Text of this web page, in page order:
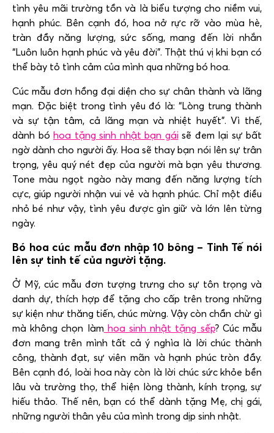
tình yêu mãi trường tồn và là biểu tượng cho niềm vui,
hạnh phúc. Bên cạnh đó, hoa nở rực rỡ vào mùa hè,
tràn đầy năng lượng, sức sống, mang đến lời nhắn
“Luôn luôn hạnh phúc và yêu đời”. Thật thú vị khi bạn có
thể bày tỏ tình cảm của mình qua những bó hoa.
Cúc mẫu đơn hồng đại diện cho sự chân thành và lãng
mạn. Đặc biệt trong tình yêu đó là: “Lòng trung thành
và sự tận tâm, cả lãng mạn và nhiệt huyết”. Vì thế,
dành bó hoa tặng sinh nhật bạn gái sẽ đem lại sự bất
ngờ dành cho người ấy. Hoa sẽ thay bạn nói lên sự trân
trọng, yêu quý nét đẹp của người mà bạn yêu thương.
Tone màu ngọt ngào này mang đến năng lượng tích
cực, giúp người nhận vui vẻ và hạnh phúc. Chỉ một điều
nhỏ bé như vậy, tình yêu được gìn giữ và lớn lên từng
ngày.
Bó hoa cúc mẫu đơn nhập 10 bông – Tinh Tế nói
lên sự tinh tế của người tặng.
Ở Mỹ, cúc mẫu đơn tượng trưng cho sự tôn trọng và
danh dự, thích hợp để tặng cho cấp trên trong những
sự kiện như thăng tiến, chúc mừng. Vậy còn chần chừ gì
mà không chọn làm hoa sinh nhật tặng sếp? Cúc mẫu
đơn mang trên mình tất cả ý nghìa là lời chúc thành
công, thành đạt, sự viên mãn và hạnh phúc tròn đầy.
Bên cạnh đó, loài hoa này còn là lời chúc sức khỏe bền
lâu và trường thọ, thể hiện lòng thành, kính trọng, sự
hiếu thảo. Thế nên, bạn có thể dành tặng Mẹ, chị gái,
những người thân yêu của mình trong dịp sinh nhật.